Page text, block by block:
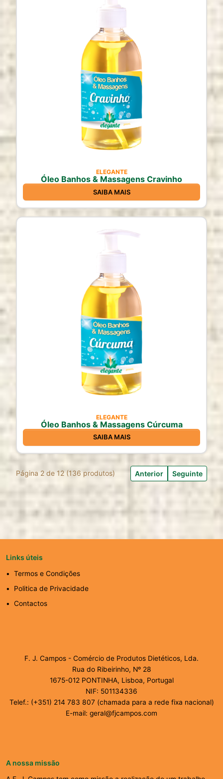
ELEGANTE
Óleo Banhos & Massagens Cravinho
SAIBA MAIS
ELEGANTE
Óleo Banhos & Massagens Cúrcuma
SAIBA MAIS
Página 2 de 12 (136 produtos) Anterior Seguinte
Links úteis
Termos e Condições
Politica de Privacidade
Contactos
F. J. Campos - Comércio de Produtos Dietéticos, Lda.
Rua do Ribeirinho, Nº 28
1675-012 PONTINHA, Lisboa, Portugal
NIF: 501134336
Telef.: (+351) 214 783 807 (chamada para a rede fixa nacional)
E-mail: geral@fjcampos.com
A nossa missão